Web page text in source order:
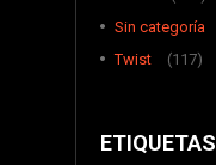
Sin categoría
Twist
(117)
ETIQUETAS